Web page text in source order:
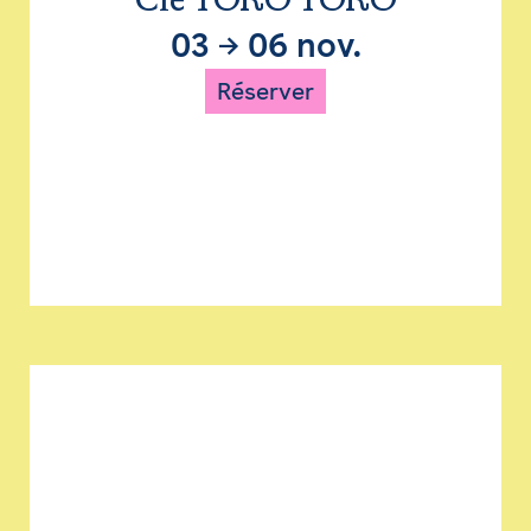
03 → 06 nov.
Réserver